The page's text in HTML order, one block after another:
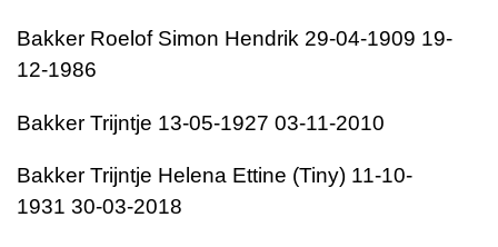
Bakker Roelof Simon Hendrik 29-04-1909 19-
12-1986
Bakker Trijntje 13-05-1927 03-11-2010
Bakker Trijntje Helena Ettine (Tiny) 11-10-
1931 30-03-2018